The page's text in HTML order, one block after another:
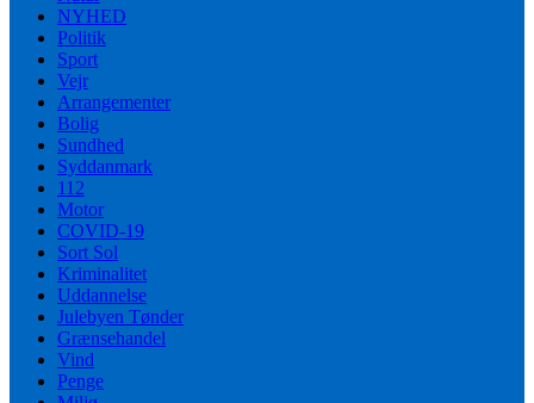
NYHED
Politik
Sport
Vejr
Arrangementer
Bolig
Sundhed
Syddanmark
112
Motor
COVID-19
Sort Sol
Kriminalitet
Uddannelse
Julebyen Tønder
Grænsehandel
Vind
Penge